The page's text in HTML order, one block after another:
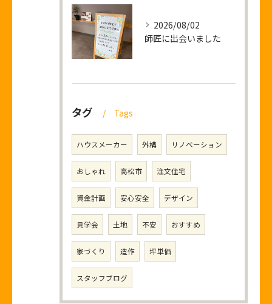
2026/08/02
師匠に出会いました
タグ Tags
ハウスメーカー 外構 リノベーション
おしゃれ 高松市 注文住宅
資金計画 安心安全 デザイン
見学会 土地 不安 おすすめ
家づくり 造作 坪単価
スタッフブログ